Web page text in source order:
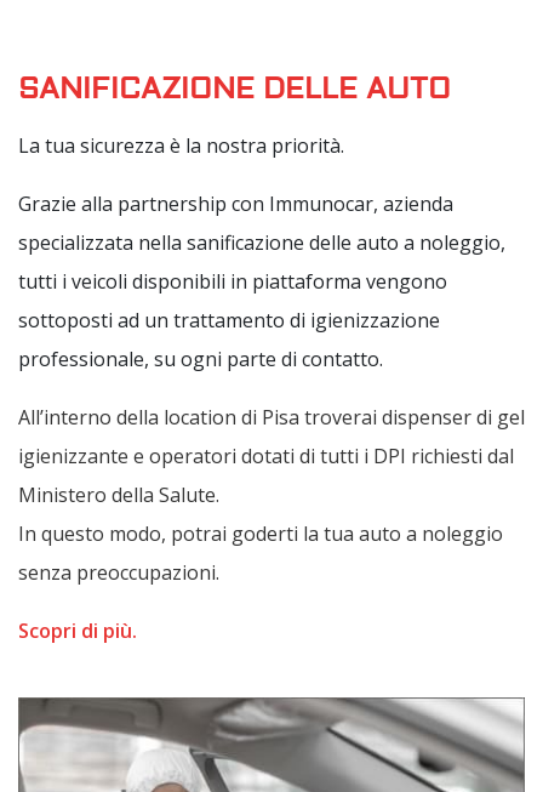
SANIFICAZIONE DELLE AUTO
La tua sicurezza è la nostra priorità.
Grazie alla partnership con Immunocar, azienda
specializzata nella sanificazione delle auto a noleggio,
tutti i veicoli disponibili in piattaforma vengono
sottoposti ad un trattamento di igienizzazione
professionale, su ogni parte di contatto.
All’interno della location di Pisa troverai dispenser di gel
igienizzante e operatori dotati di tutti i DPI richiesti dal
Ministero della Salute.
In questo modo, potrai goderti la tua auto a noleggio
senza preoccupazioni.
Scopri di più.